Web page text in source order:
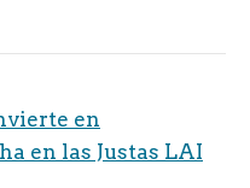
en
en las Justas LAI